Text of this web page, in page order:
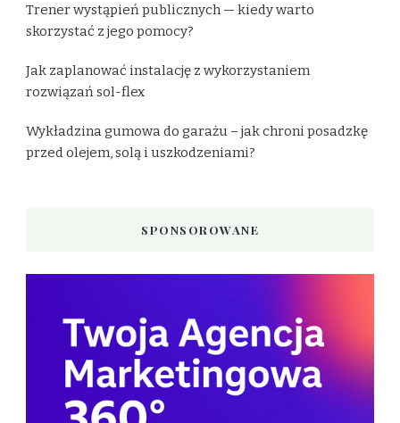
Trener wystąpień publicznych — kiedy warto
skorzystać z jego pomocy?
Jak zaplanować instalację z wykorzystaniem
rozwiązań sol-flex
Wykładzina gumowa do garażu – jak chroni posadzkę
przed olejem, solą i uszkodzeniami?
SPONSOROWANE